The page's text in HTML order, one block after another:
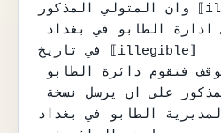
وان المتولي المذكور ⟦illegible⟧ مسعودة
في تاريخ ⟦illegible⟧
لمديرية الطابو في بغداد